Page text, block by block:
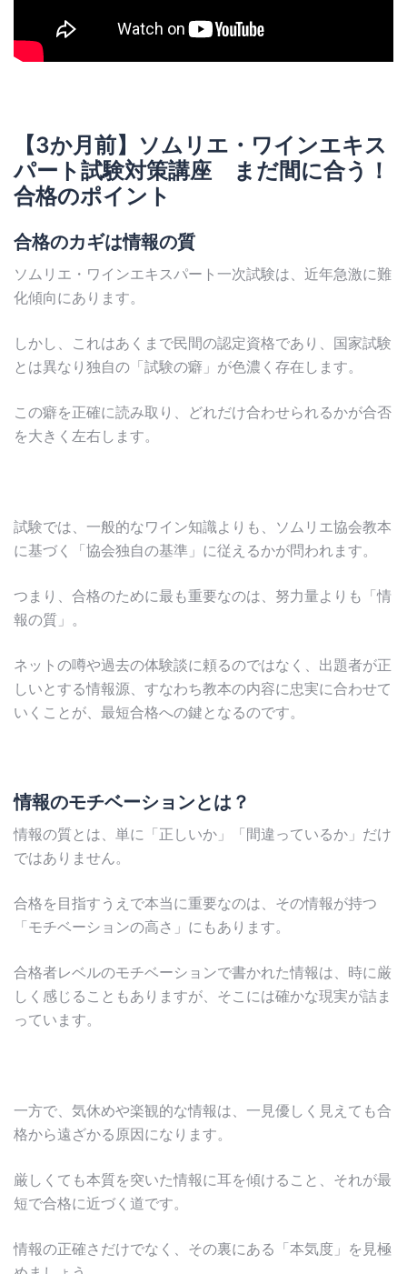
【3か月前】ソムリエ・ワインエキス
パート試験対策講座 まだ間に合う！
合格のポイント
合格のカギは情報の質
ソムリエ・ワインエキスパート一次試験は、近年急激に難
化傾向にあります。
しかし、これはあくまで民間の認定資格であり、国家試験
とは異なり独自の「試験の癖」が色濃く存在します。
この癖を正確に読み取り、どれだけ合わせられるかが合否
を大きく左右します。
試験では、一般的なワイン知識よりも、ソムリエ協会教本
に基づく「協会独自の基準」に従えるかが問われます。
つまり、合格のために最も重要なのは、努力量よりも「情
報の質」。
ネットの噂や過去の体験談に頼るのではなく、出題者が正
しいとする情報源、すなわち教本の内容に忠実に合わせて
いくことが、最短合格への鍵となるのです。
情報のモチベーションとは？
情報の質とは、単に「正しいか」「間違っているか」だけ
ではありません。
合格を目指すうえで本当に重要なのは、その情報が持つ
「モチベーションの高さ」にもあります。
合格者レベルのモチベーションで書かれた情報は、時に厳
しく感じることもありますが、そこには確かな現実が詰ま
っています。
一方で、気休めや楽観的な情報は、一見優しく見えても合
格から遠ざかる原因になります。
厳しくても本質を突いた情報に耳を傾けること、それが最
短で合格に近づく道です。
情報の正確さだけでなく、その裏にある「本気度」を見極